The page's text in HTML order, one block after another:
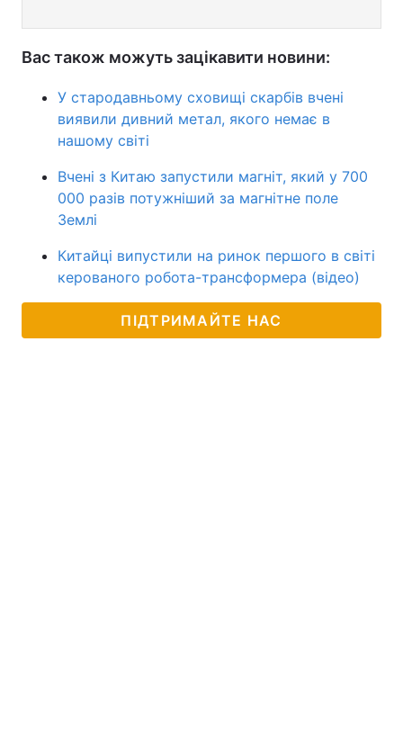
Вас також можуть зацікавити новини:
У стародавньому сховищі скарбів вчені
виявили дивний метал, якого немає в
нашому світі
Вчені з Китаю запустили магніт, який у 700
000 разів потужніший за магнітне поле
Землі
Китайці випустили на ринок першого в світі
керованого робота-трансформера (відео)
ПІДТРИМАЙТЕ НАС